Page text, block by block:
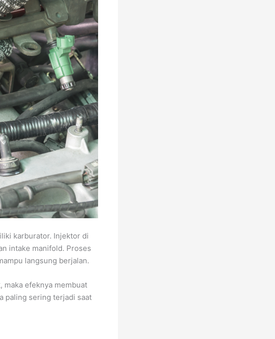
karburator. Injektor di
intake manifold. Proses
langsung berjalan.
maka efeknya membuat
paling sering terjadi saat